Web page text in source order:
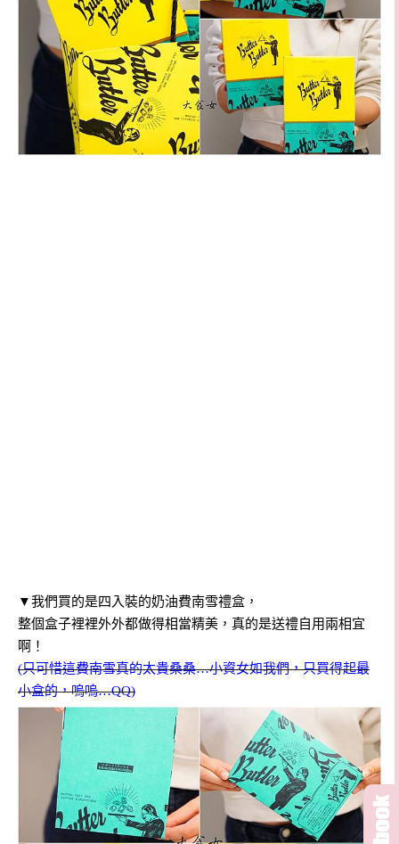
▼我們買的是四入裝的奶油費南雪禮盒，
整個盒子裡裡外外都做得相當精美，真的是送禮自用兩相宜
啊！
(只可惜這費南雪真的太貴桑桑…小資女如我們，只買得起最
小盒的，嗚嗚…QQ)